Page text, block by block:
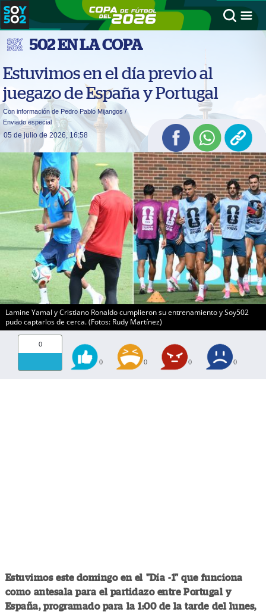
502 EN LA COPA
Estuvimos en el día previo al
juegazo de España y Portugal
Con información de Pedro Pablo Mijangos /
Enviado especial
05 de julio de 2026, 16:58
Lamine Yamal y Cristiano Ronaldo cumplieron su entrenamiento y Soy502
pudo captarlos de cerca. (Fotos: Rudy Martínez)
0
0 0 0 0
Estuvimos este domingo en el "Día -1" que funciona
como antesala para el partidazo entre Portugal y
España, programado para la 1:00 de la tarde del lunes,